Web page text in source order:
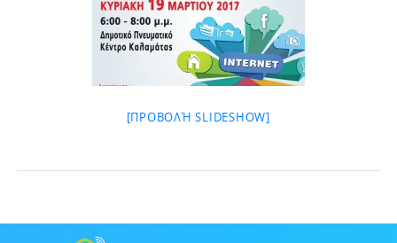
[ΠΡΟΒΟΛΉ SLIDESHOW]